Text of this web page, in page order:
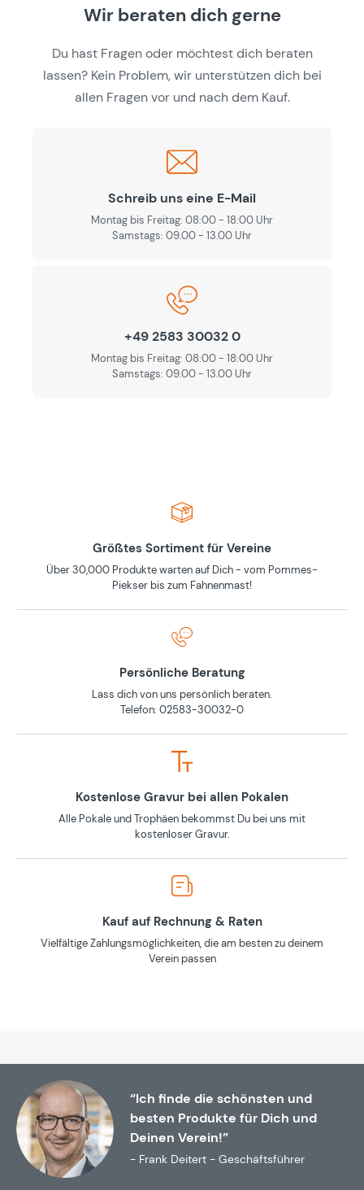
Wir beraten dich gerne
Du hast Fragen oder möchtest dich beraten
lassen? Kein Problem, wir unterstützen dich bei
allen Fragen vor und nach dem Kauf.
Schreib uns eine E-Mail
Montag bis Freitag: 08:00 - 18:00 Uhr
Samstags: 09.00 - 13.00 Uhr
+49 2583 30032 0
Montag bis Freitag: 08:00 - 18:00 Uhr
Samstags: 09.00 - 13.00 Uhr
Größtes Sortiment für Vereine
Über 30,000 Produkte warten auf Dich - vom Pommes-
Piekser bis zum Fahnenmast!
Persönliche Beratung
Lass dich von uns persönlich beraten.
Telefon: 02583-30032-0
Kostenlose Gravur bei allen Pokalen
Alle Pokale und Trophäen bekommst Du bei uns mit
kostenloser Gravur.
Kauf auf Rechnung & Raten
Vielfältige Zahlungsmöglichkeiten, die am besten zu deinem
Verein passen
“Ich finde die schönsten und
besten Produkte für Dich und
Deinen Verein!”
- Frank Deitert - Geschäftsführer